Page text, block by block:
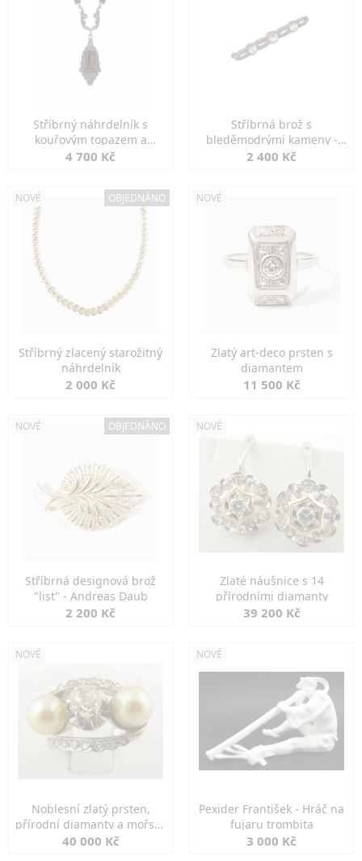
Stříbrný náhrdelník s
kouřovým topazem a
markazity
4 700 Kč
Stříbrná brož s
bleděmodrými kameny -
jemná elegance
2 400 Kč
NOVÉ OBJEDNÁNO
Stříbrný zlacený starožitný
náhrdelník
2 000 Kč
NOVÉ
Zlatý art-deco prsten s
diamantem
11 500 Kč
NOVÉ OBJEDNÁNO
Stříbrná designová brož
"list" - Andreas Daub
2 200 Kč
NOVÉ
Zlaté náušnice s 14
přírodními diamanty
39 200 Kč
NOVÉ
Noblesní zlatý prsten,
přírodní diamanty a mořské
perly
40 000 Kč
NOVÉ
Pexider František - Hráč na
fujaru trombita
3 000 Kč